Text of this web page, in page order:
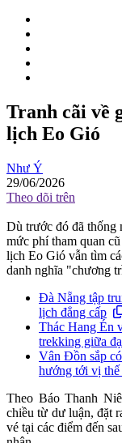
Tranh cãi về
lịch Eo Gió
Như Ý
29/06/2026
Theo dõi trên
Dù trước đó đã thống
mức phí tham quan
lịch Eo Gió vẫn tìm
danh nghĩa "chương
Đà Nẵng tập
lịch đẳng cấp
Thác Hang Én
trekking giữa
Vân Đồn sắp
hướng tới vị thế
Theo Báo Thanh
chiều từ dư luận, đặt
vé tại các điểm đến